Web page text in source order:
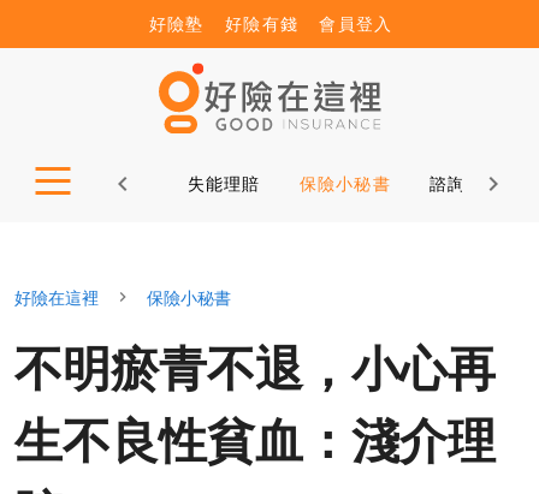
好險塾 好險有錢 會員登入
劃 醫療理賠 失能理賠 保險小秘書 諮詢服務
好險在這裡 保險小秘書
不明瘀青不退，小心再
生不良性貧血：淺介理